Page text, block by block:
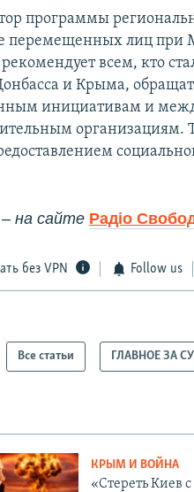
программы
перемещенных лиц при
всем, кто
и Крыма,
инициативам и
организациям.
на сайте Радіо
без VPN Follow us
Все статьи ГЛАВНОЕ ЗА
КРЫМ И ВОЙНА
«Стереть Киев